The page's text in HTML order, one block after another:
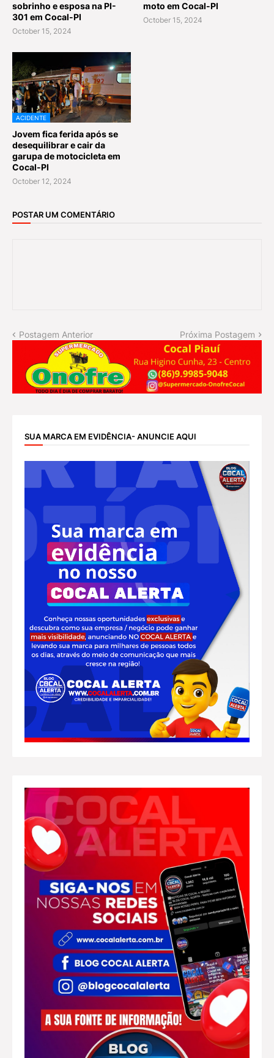
sobrinho e esposa na PI-
301 em Cocal-PI
October 15, 2024
moto em Cocal-PI
October 15, 2024
ACIDENTE
Jovem fica ferida após se
desequilibrar e cair da
garupa de motocicleta em
Cocal-PI
October 12, 2024
POSTAR UM COMENTÁRIO
Postagem Anterior Próxima Postagem
SUA MARCA EM EVIDÊNCIA- ANUNCIE AQUI